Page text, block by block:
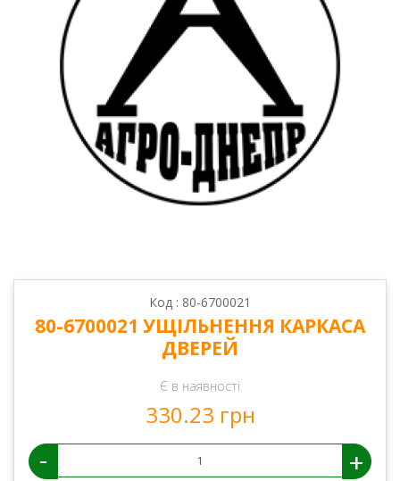
Код : 80-6700021
80-6700021 УЩІЛЬНЕННЯ КАРКАСА
ДВЕРЕЙ
Є в наявності
330.23 грн
- +